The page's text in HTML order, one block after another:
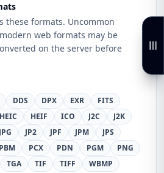
these formats. Uncommon
web formats may be
on the server before
DDS DPX EXR
FITS
HEIC HEIF ICO J2C
J2K
JPG JP2 JPF JPM
JPS
PBM PCX PDN PGM
PNG
TGA TIF TIFF
WBMP